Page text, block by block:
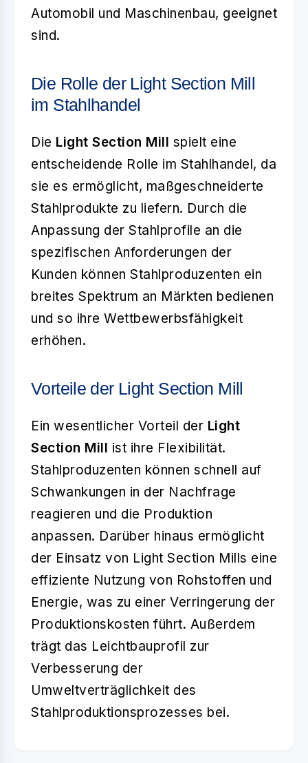
Automobil und Maschinenbau, geeignet
sind.
Die Rolle der Light Section Mill
im Stahlhandel
Die Light Section Mill spielt eine
entscheidende Rolle im Stahlhandel, da
sie es ermöglicht, maßgeschneiderte
Stahlprodukte zu liefern. Durch die
Anpassung der Stahlprofile an die
spezifischen Anforderungen der
Kunden können Stahlproduzenten ein
breites Spektrum an Märkten bedienen
und so ihre Wettbewerbsfähigkeit
erhöhen.
Vorteile der Light Section Mill
Ein wesentlicher Vorteil der Light
Section Mill ist ihre Flexibilität.
Stahlproduzenten können schnell auf
Schwankungen in der Nachfrage
reagieren und die Produktion
anpassen. Darüber hinaus ermöglicht
der Einsatz von Light Section Mills eine
effiziente Nutzung von Rohstoffen und
Energie, was zu einer Verringerung der
Produktionskosten führt. Außerdem
trägt das Leichtbauprofil zur
Verbesserung der
Umweltverträglichkeit des
Stahlproduktionsprozesses bei.